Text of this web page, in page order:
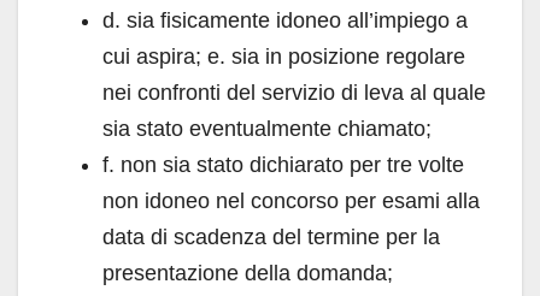
d. sia fisicamente idoneo all’impiego a
cui aspira; e. sia in posizione regolare
nei confronti del servizio di leva al quale
sia stato eventualmente chiamato;
f. non sia stato dichiarato per tre volte
non idoneo nel concorso per esami alla
data di scadenza del termine per la
presentazione della domanda;